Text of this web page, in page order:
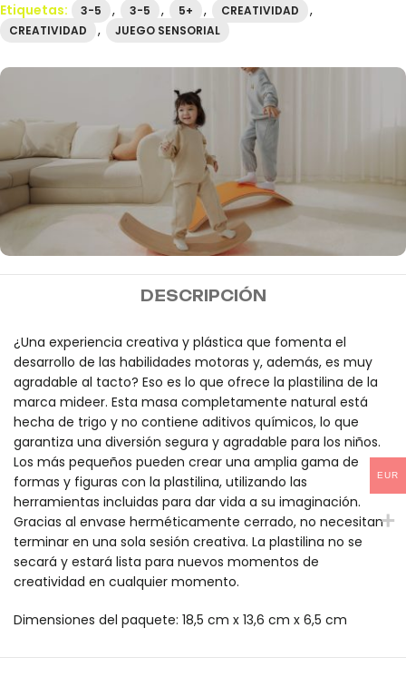
Etiquetas:
3-5 , 3-5 , 5+ , CREATIVIDAD ,
CREATIVIDAD , JUEGO SENSORIAL
MIDEER
100€
DESCRIPCIÓN
¿Una experiencia creativa y plástica que fomenta el
desarrollo de las habilidades motoras y, además, es muy
agradable al tacto? Eso es lo que ofrece la plastilina de la
marca mideer. Esta masa completamente natural está
hecha de trigo y no contiene aditivos químicos, lo que
garantiza una diversión segura y agradable para los niños.
Los más pequeños pueden crear una amplia gama de
formas y figuras con la plastilina, utilizando las
herramientas incluidas para dar vida a su imaginación.
Gracias al envase herméticamente cerrado, no necesitan
terminar en una sola sesión creativa. La plastilina no se
secará y estará lista para nuevos momentos de
creatividad en cualquier momento.
Dimensiones del paquete: 18,5 cm x 13,6 cm x 6,5 cm
Plasticina mideer (6 colores) es un producto original mideer.
Plasticina mideer (6 colores) es un producto original mideer.
EUR